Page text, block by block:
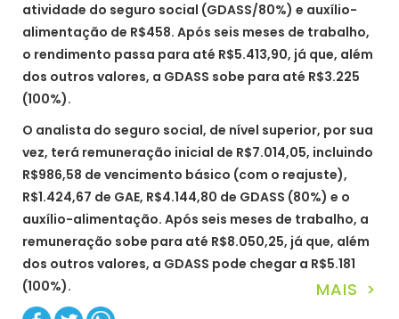
atividade do seguro social (GDASS/80%) e auxílio-
alimentação de R$458. Após seis meses de trabalho,
o rendimento passa para até R$5.413,90, já que, além
dos outros valores, a GDASS sobe para até R$3.225
(100%).
O analista do seguro social, de nível superior, por sua
vez, terá remuneração inicial de R$7.014,05, incluindo
R$986,58 de vencimento básico (com o reajuste),
R$1.424,67 de GAE, R$4.144,80 de GDASS (80%) e o
auxílio-alimentação. Após seis meses de trabalho, a
remuneração sobe para até R$8.050,25, já que, além
dos outros valores, a GDASS pode chegar a R$5.181
(100%).
MAIS >